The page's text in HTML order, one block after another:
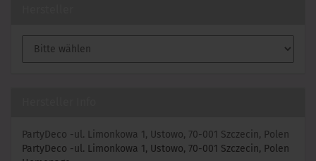
PartyDeco -ul. Limonkowa 1, Ustowo, 70-001 Szczecin, Polen
PartyDeco -ul. Limonkowa 1, Ustowo, 70-001 Szczecin, Polen